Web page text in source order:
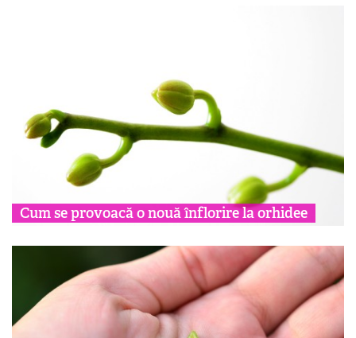
Cum se provoacă o nouă înflorire la orhidee